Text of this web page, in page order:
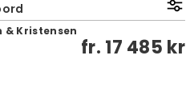
& Kristensen
fr. 17 485 kr